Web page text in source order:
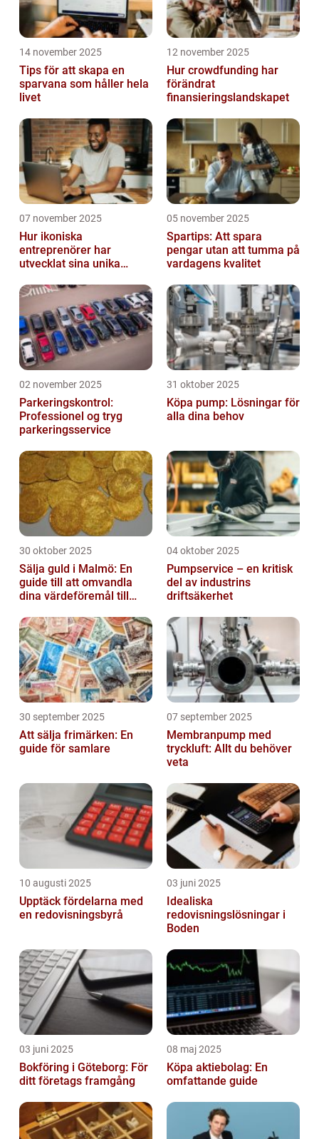
14 november 2025
Tips för att skapa en
sparvana som håller hela
livet
12 november 2025
Hur crowdfunding har
förändrat
finansieringslandskapet
07 november 2025
Hur ikoniska
entreprenörer har
utvecklat sina unika
05 november 2025
Spartips: Att spara
pengar utan att tumma på
vardagens kvalitet
02 november 2025
Parkeringskontrol:
Professionel og tryg
parkeringsservice
31 oktober 2025
Köpa pump: Lösningar för
alla dina behov
30 oktober 2025
Sälja guld i Malmö: En
guide till att omvandla
dina värdeföremål till
04 oktober 2025
Pumpservice – en kritisk
del av industrins
driftsäkerhet
30 september 2025
Att sälja frimärken: En
guide för samlare
07 september 2025
Membranpump med
tryckluft: Allt du behöver
veta
10 augusti 2025
Upptäck fördelarna med
en redovisningsbyrå
03 juni 2025
Idealiska
redovisningslösningar i
Boden
03 juni 2025
Bokföring i Göteborg: För
ditt företags framgång
08 maj 2025
Köpa aktiebolag: En
omfattande guide